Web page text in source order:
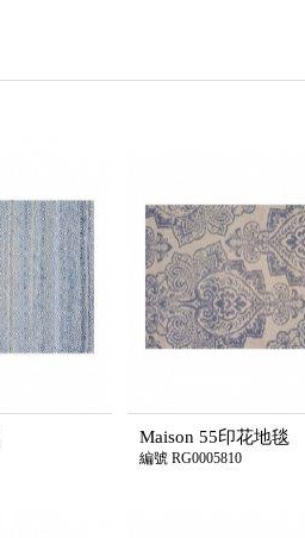
Maison 55印花地毯
編號 RG0005810